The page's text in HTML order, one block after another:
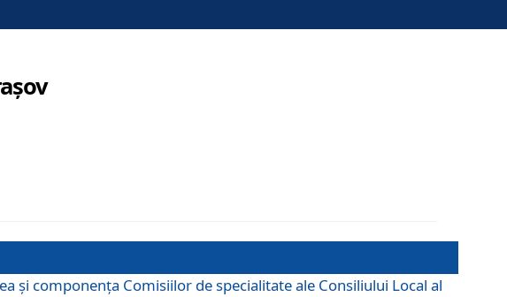
şi componenţa Comisiilor de specialitate ale Consiliului Local al